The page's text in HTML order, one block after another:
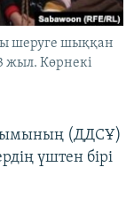
шеруге шыққан
жыл. Көрнекі
(ДДСҰ)
үштен бірі